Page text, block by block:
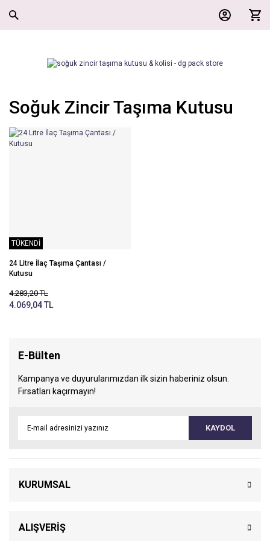
Soğuk Zincir Taşıma Kutusu
TÜKENDİ
24 Litre İlaç Taşıma Çantası /
Kutusu
4.283,20 TL
4.069,04 TL
E-Bülten
Kampanya ve duyurularımızdan ilk sizin haberiniz olsun.
Fırsatları kaçırmayın!
KAYDOL
KURUMSAL
ALIŞVERİŞ